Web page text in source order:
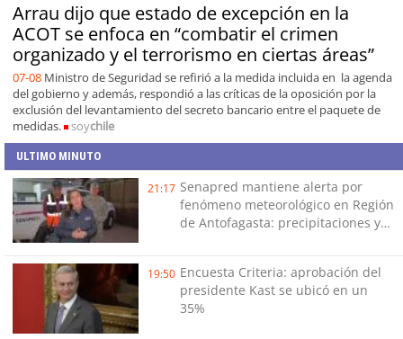
Arrau dijo que estado de excepción en la
ACOT se enfoca en “combatir el crimen
organizado y el terrorismo en ciertas áreas”
07-08 Ministro de Seguridad se refirió a la medida incluida en la agenda
del gobierno y además, respondió a las críticas de la oposición por la
exclusión del levantamiento del secreto bancario entre el paquete de
medidas.
soychile
ULTIMO MINUTO
21:17 Senapred mantiene alerta por
fenómeno meteorológico en Región
de Antofagasta: precipitaciones y
19:50 Encuesta Criteria: aprobación del
presidente Kast se ubicó en un
35%